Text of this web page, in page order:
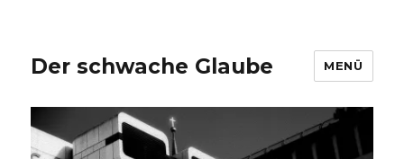
Der schwache Glaube MENÜ